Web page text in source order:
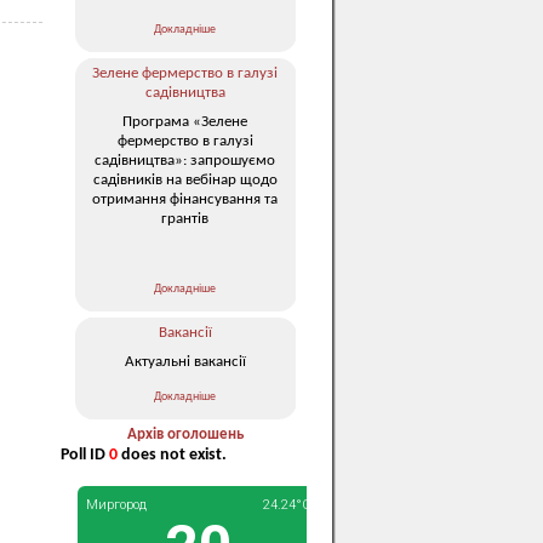
Докладніше
Зелене фермерство в галузі
садівництва
Програма «Зелене
фермерство в галузі
садівництва»: запрошуємо
садівників на вебінар щодо
отримання фінансування та
грантів
Докладніше
Вакансії
Актуальні вакансії
Докладніше
Архів оголошень
Poll ID 0 does not exist.